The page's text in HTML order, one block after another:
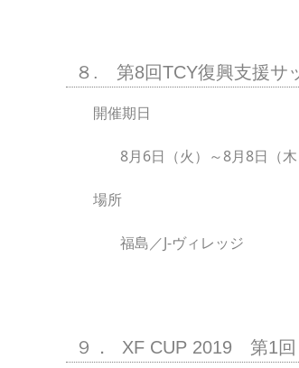
８. 第8回TCY復興支援サ
開催期日
8月6日（火）～8月8日（木
場所
福島／J-ヴィレッジ
９． XF CUP 2019 第1回